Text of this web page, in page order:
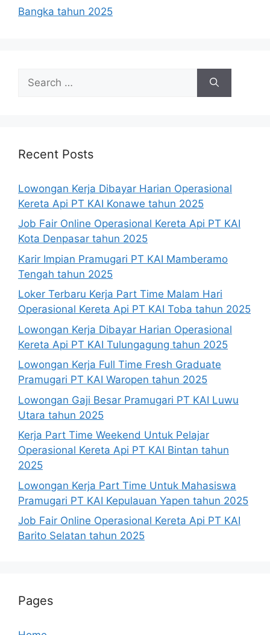
Bangka tahun 2025
for:
Recent Posts
Lowongan Kerja Dibayar Harian Operasional
Kereta Api PT KAI Konawe tahun 2025
Job Fair Online Operasional Kereta Api PT KAI
Kota Denpasar tahun 2025
Karir Impian Pramugari PT KAI Mamberamo
Tengah tahun 2025
Loker Terbaru Kerja Part Time Malam Hari
Operasional Kereta Api PT KAI Toba tahun 2025
Lowongan Kerja Dibayar Harian Operasional
Kereta Api PT KAI Tulungagung tahun 2025
Lowongan Kerja Full Time Fresh Graduate
Pramugari PT KAI Waropen tahun 2025
Lowongan Gaji Besar Pramugari PT KAI Luwu
Utara tahun 2025
Kerja Part Time Weekend Untuk Pelajar
Operasional Kereta Api PT KAI Bintan tahun
2025
Lowongan Kerja Part Time Untuk Mahasiswa
Pramugari PT KAI Kepulauan Yapen tahun 2025
Job Fair Online Operasional Kereta Api PT KAI
Barito Selatan tahun 2025
Pages